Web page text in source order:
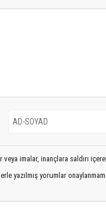
imalar, inançlara saldırı
yazılmış yorumlar